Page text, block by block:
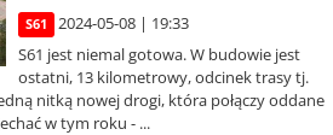
S61
2024-05-08 | 19:33
S61 jest niemal gotowa. W budowie jest
ostatni, 13 kilometrowy, odcinek trasy tj.
nitką nowej drogi, która połączy oddane
w tym roku - ...